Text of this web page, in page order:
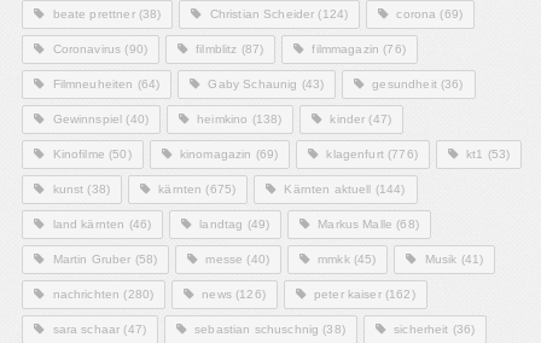
beate prettner(38) Christian Scheider (124) corona (69)
Coronavirus (90) filmblitz (87) filmmagazin (76)
Filmneuheiten (64) Gaby Schaunig (43) gesundheit(36)
Gewinnspiel (40) heimkino (138) kinder (47)
Kinofilme (50) kinomagazin (69) klagenfurt(776) kt1 (53)
kunst (38) kärnten (675) Kärnten aktuell (144)
land kärnten (46) landtag (49) Markus Malle (68)
Martin Gruber (58) messe (40) mmkk(45) Musik (41)
nachrichten (280) news(126) peter kaiser(162)
sara schaar (47) sebastian schuschnig (38) sicherheit (36)